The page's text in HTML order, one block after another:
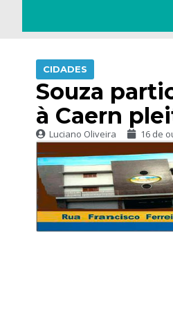
CIDADES
Souza
à Caern
Luciano Oliveira 16 de